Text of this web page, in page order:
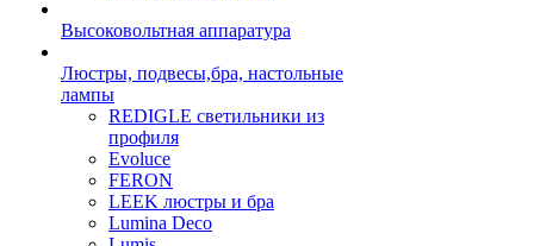
Высоковольтная аппаратура
Люстры, подвесы,бра, настольные
лампы
REDIGLE светильники из
профиля
Evoluce
FERON
LEEK люстры и бра
Lumina Deco